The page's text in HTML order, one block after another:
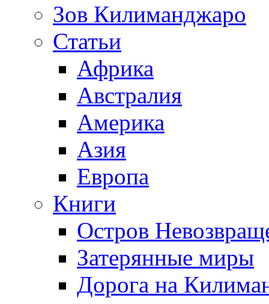
Зов Килиманджаро
Статьи
Африка
Австралия
Америка
Азия
Европа
Книги
Остров
Затерянные миры
Дорога на